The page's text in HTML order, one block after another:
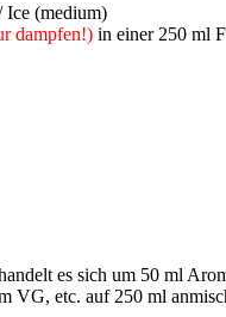
Ice (medium)
dampfen!) in einer 250 ml
es sich um 50 ml
VG, etc. auf 250 ml